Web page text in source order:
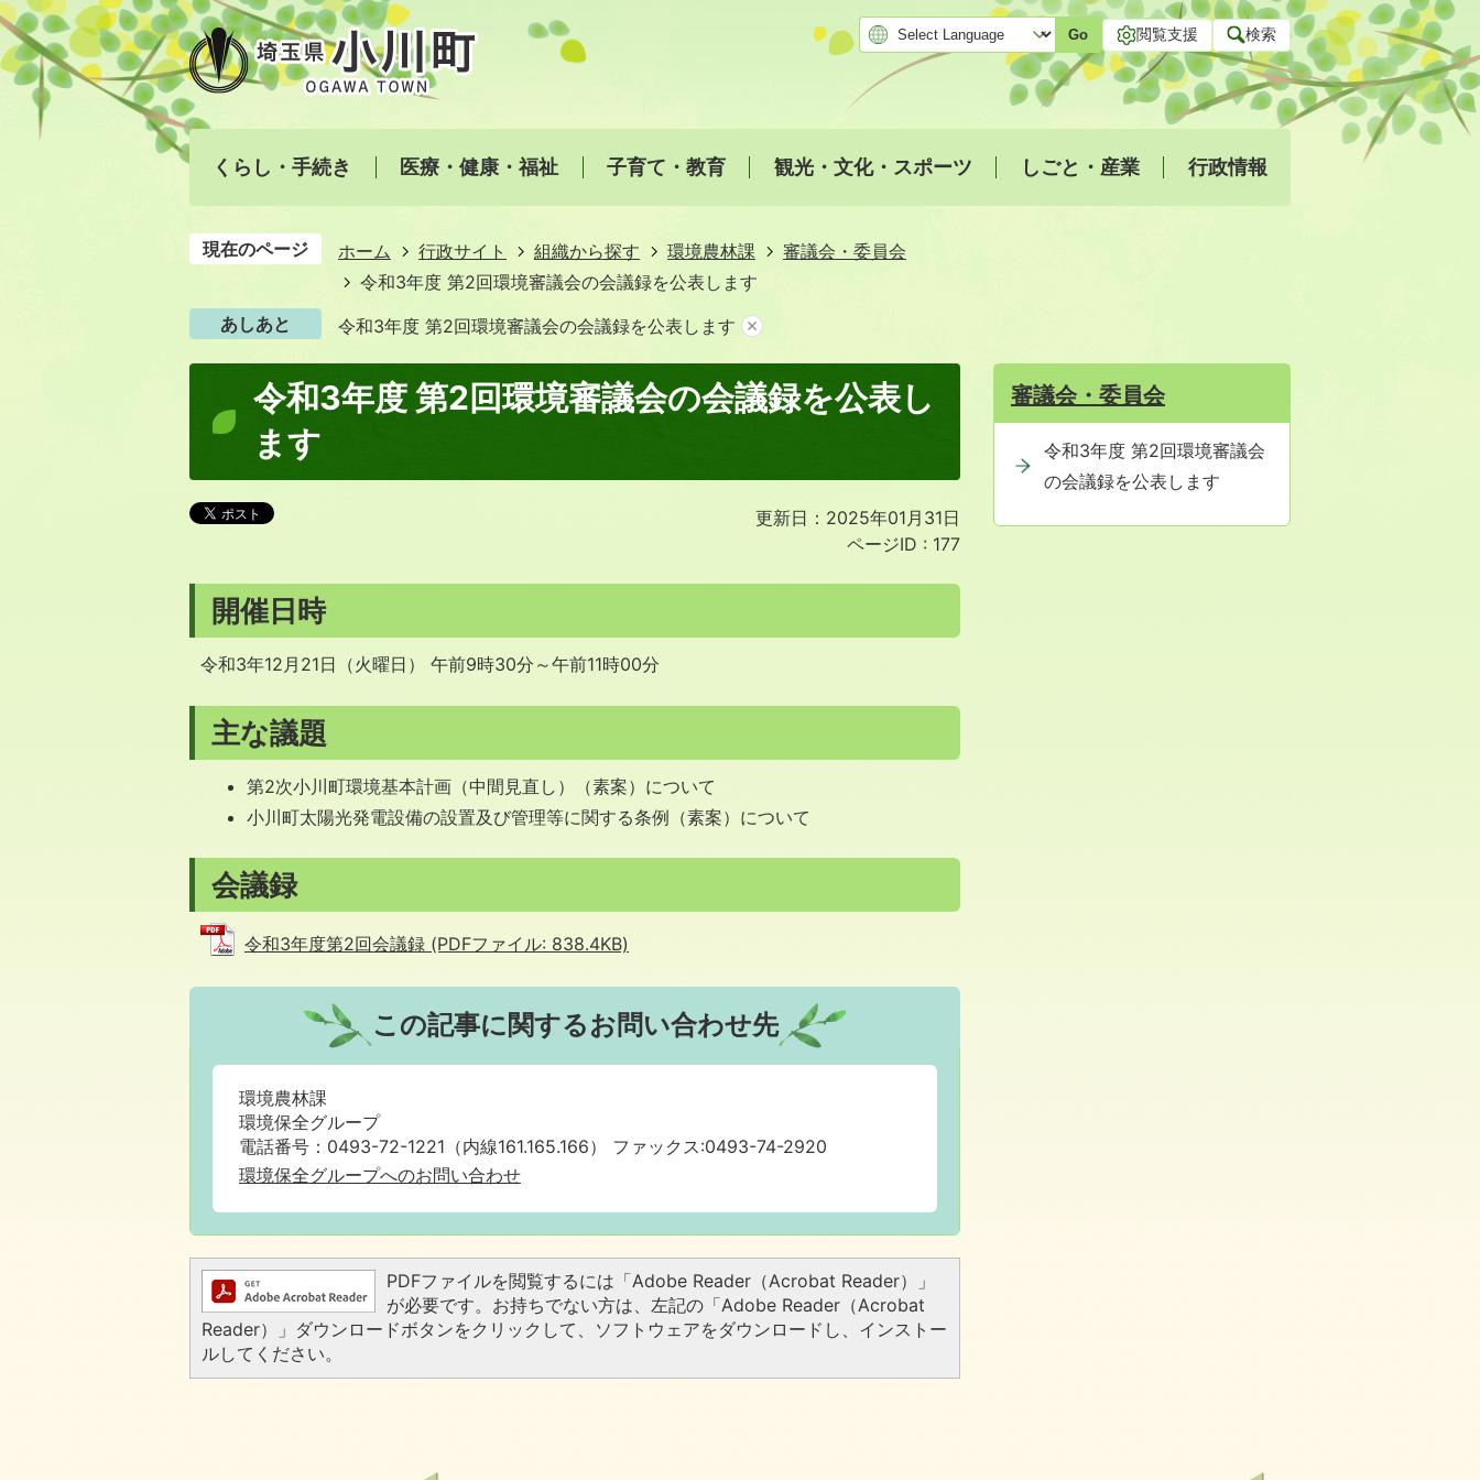
Go 閲覧支援 検索
くらし・手続き 医療・健康・福祉 子育て・教育 観光・文化・スポーツ しごと・産業 行政情報
現在のページ ホーム 行政サイト 組織から探す 環境農林課
審議会・委員会
令和3年度 第2回環境審議会の会議録を公表します
あしあと
令和3年度 第2回環境審議会の会議録を公表します
令和3年度 第2回環境審議会の会議録を公表し
ます
更新日：2025年01月31日
ページID : 177
開催日時
令和3年12月21日（火曜日） 午前9時30分～午前11時00分
主な議題
第2次小川町環境基本計画（中間見直し）（素案）について
小川町太陽光発電設備の設置及び管理等に関する条例（素案）について
会議録
令和3年度第2回会議録 (PDFファイル: 838.4KB)
この記事に関するお問い合わせ先
環境農林課
環境保全グループ
電話番号：0493-72-1221（内線161.165.166） ファックス:0493-74-2920
環境保全グループへのお問い合わせ
PDFファイルを閲覧するには「Adobe Reader（Acrobat Reader）」
が必要です。お持ちでない方は、左記の「Adobe Reader（Acrobat
Reader）」ダウンロードボタンをクリックして、ソフトウェアをダウンロードし、インストー
ルしてください。
審議会・委員会
令和3年度 第2回環境審議会
の会議録を公表します